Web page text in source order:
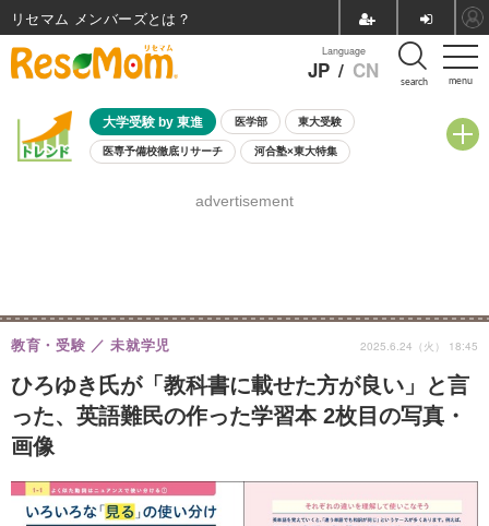
menu
Language
JP / CN search
大学受験 by 東進 医学部 東大受験
医専予備校徹底リサーチ 河合塾×東大特集
8月開催学校説明会・相談会
advertisement
ひろゆき氏が「教科書に載せた方が良い」と言
った、英語難民の作った学習本 2枚目の写真・
画像
教育・受験 未就学児 2025.6.24（火） 18:45
リセマム メンバーズ